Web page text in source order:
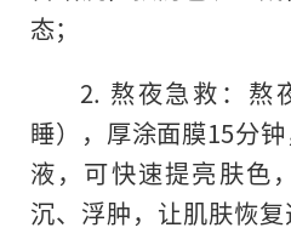
态；
2. 熬夜急救：熬
睡），厚涂面膜15分
液，可快速提亮肤色
沉、浮肿，让肌肤恢